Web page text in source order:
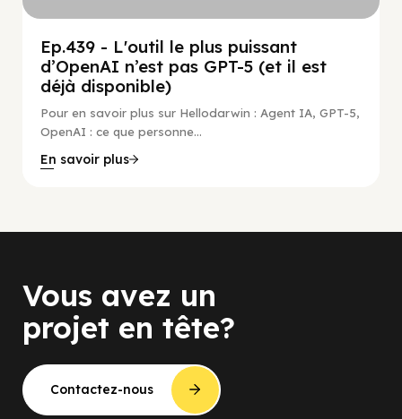
Ep.439 - L'outil le plus puissant
d’OpenAI n’est pas GPT-5 (et il est
déjà disponible)
Pour en savoir plus sur Hellodarwin : Agent IA, GPT-5,
OpenAI : ce que personne...
En savoir plus
Vous avez un
projet en tête?
Contactez-nous